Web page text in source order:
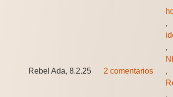
Rebel Ada, 8.2.25 2 comentarios
,
,
,
,